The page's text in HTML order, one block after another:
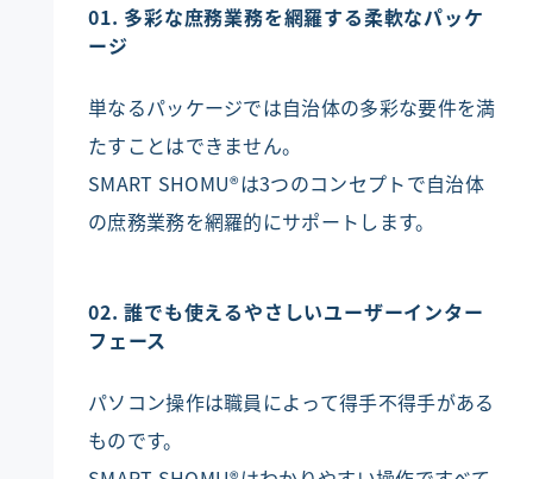
プライバシーポリシー
メニューを閉じる
01. 多彩な庶務業務を網羅する柔軟なパッケ
ージ
単なるパッケージでは自治体の多彩な要件を満
たすことはできません。
SMART SHOMU®は3つのコンセプトで自治体
の庶務業務を網羅的にサポートします。
02. 誰でも使えるやさしいユーザーインター
フェース
パソコン操作は職員によって得手不得手がある
ものです。